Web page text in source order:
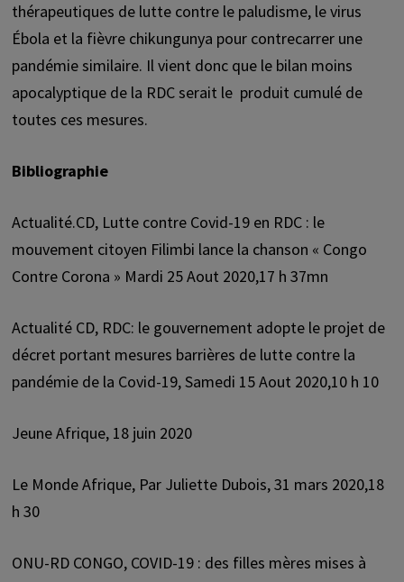
thérapeutiques de lutte contre le paludisme, le virus
Ébola et la fièvre chikungunya pour contrecarrer une
pandémie similaire. Il vient donc que le bilan moins
apocalyptique de la RDC serait le produit cumulé de
toutes ces mesures.
Bibliographie
Actualité.CD, Lutte contre Covid-19 en RDC : le
mouvement citoyen Filimbi lance la chanson « Congo
Contre Corona » Mardi 25 Aout 2020,17 h 37mn
Actualité CD, RDC: le gouvernement adopte le projet de
décret portant mesures barrières de lutte contre la
pandémie de la Covid-19, Samedi 15 Aout 2020,10 h 10
Jeune Afrique, 18 juin 2020
Le Monde Afrique, Par Juliette Dubois, 31 mars 2020,18
h 30
ONU-RD CONGO, COVID-19 : des filles mères mises à